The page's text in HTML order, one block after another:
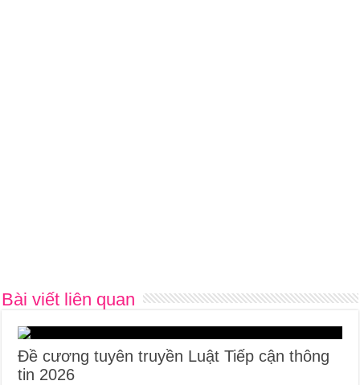
Bài viết liên quan
Đề cương tuyên truyền Luật Tiếp cận thông
tin 2026